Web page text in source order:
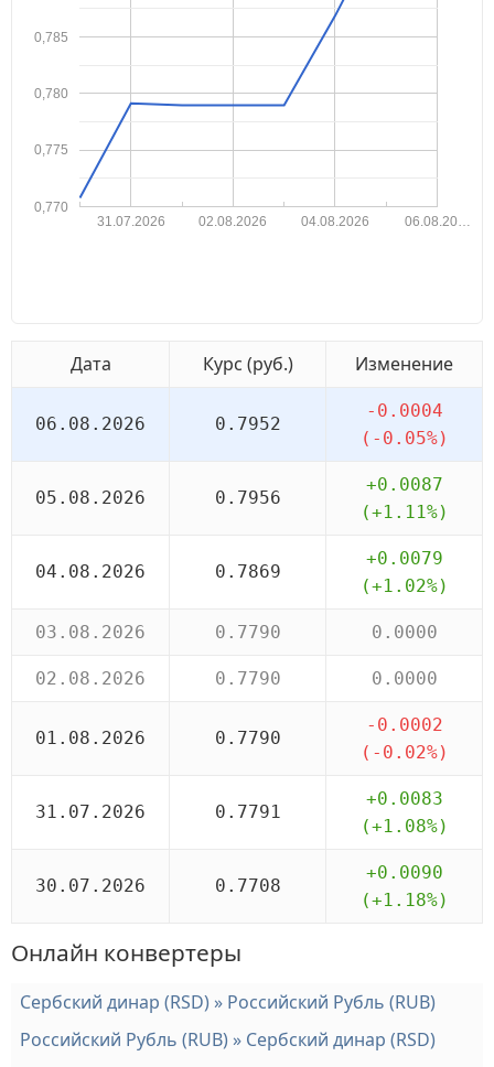
31.07.2026 02.08.2026 04.08.2026 06.08.20…
0,770
0,775
0,780
0,785
Дата Курс (руб.) Изменение
06.08.2026 0.7952
-0.0004
(-0.05%)
05.08.2026 0.7956
+0.0087
(+1.11%)
04.08.2026 0.7869
+0.0079
(+1.02%)
03.08.2026 0.7790 0.0000
02.08.2026 0.7790 0.0000
01.08.2026 0.7790
-0.0002
(-0.02%)
31.07.2026 0.7791
+0.0083
(+1.08%)
30.07.2026 0.7708
+0.0090
(+1.18%)
Онлайн конвертеры
Сербский динар (RSD) » Российский Рубль (RUB)
Российский Рубль (RUB) » Сербский динар (RSD)